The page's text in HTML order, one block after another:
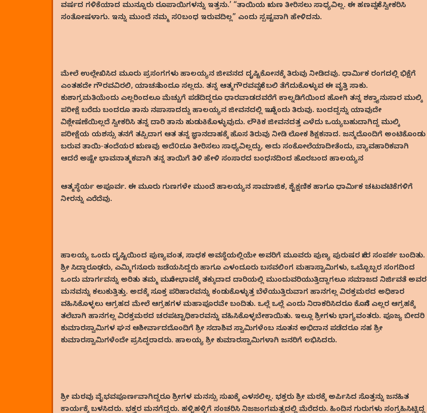
ವರ್ಷದ ಗಳಿಕೆಯಾದ ಮುನ್ನೂರು ರೂಪಾಯಿಗಳನ್ನು ಇತ್ತನು.’ “ತಾಯಿಯ ಋಣ ತೀರಿಸಲು ಸಾಧ್ಯವಿಲ್ಲ. ಈ ಹಣವನ್ನೇ ಸ್ವೀಕರಿಸಿ
ಸಂತೋಷಳಾಗು. ಇನ್ನು ಮುಂದೆ ನಮ್ಮ ಸ೦ಬಂಧ ಇರುವದಿಲ್ಲ” ಎಂದು ಸ್ಪಷ್ಟವಾಗಿ ಹೇಳಿದನು.
ಮೇಲೆ ಉಲ್ಲೇಖಿಸಿದ ಮೂರು ಪ್ರಸಂಗಗಳು ಹಾಲಯ್ಯನ ಜೀವನದ ದೃಷ್ಟಿಕೋನಕ್ಕೆ ತಿರುವು ನೀಡಿದವು. ಧಾರ್ಮಿಕ ರಂಗದಲ್ಲಿ ಭಿಕ್ಷೆಗೆ
ಎಂತಹದೇ ಗೌರವವಿರಲಿ, ಯಾಚನೆ ಎಂದೂ ಸಲ್ಲದು. ತನ್ನ ಆತ್ಮಗೌರವವನ್ನೇ ಬಲಿ ತೆಗೆದುಕೊಳ್ಳುವ ಈ ವೃತ್ತಿ ಸಾಕು.
ಕುಶಾಗ್ರಮತಿಯೆಂದು ಎಲ್ಲರಿಂದಲೂ ಮೆಚ್ಚುಗೆ ಪಡೆದಿದ್ದರೂ ಧಾರವಾಡದವರೆಗೆ ಕಾಲ್ನಡಿಗೆಯಿಂದ ಹೋಗಿ ತನ್ನ ಶಕ್ತ್ಯಾನುಸಾರ ಮುಲ್ಕಿ
ಪರೀಕ್ಷೆ ಬರೆದು ಬಂದರೂ ತಾನು ನಪಾಸಾದದ್ದು ಹಾಲಯ್ಯನ ಜೀವನದಲ್ಲಿ ಇನ್ನೊಂದು ತಿರುವು. ಬಂದದ್ದನ್ನು ಯಾವುದೇ
ವಿಶ್ಲೇಷಣೆಯಿಲ್ಲದೆ ಸ್ವೀಕರಿಸಿ ತನ್ನ ದಾರಿ ತಾನು ಹುಡುಕಿಕೊಳ್ಳುವುದು. ಲೌಕಿಕ ಜೀವನದತ್ತ ಎಳೆದು ಒಯ್ಯಬಹುದಾಗಿದ್ದ ಮುಲ್ಕಿ
ಪರೀಕ್ಷೆಯ ಯಶಸ್ಸು ತನಗೆ ತಪ್ಪಿದಾಗ ಆತ ತನ್ನ ಜ್ಞಾನದಾಹಕ್ಕೆ ಹೊಸ ತಿರುವು ನೀಡಿ ಲೋಕ ಶಿಕ್ಷಕನಾದ. ಜನ್ಮದೊಂದಿಗೆ ಅಂಟಿಕೊಂಡು
ಬರುವ ತಾಯಿ-ತಂದೆಯರ ಋಣವು ಅದೆ೦ದೂ ತೀರಿಸಲು ಸಾಧ್ಯವಿಲ್ಲದ್ದು, ಅದು ಸಂಕೋಲೆಯಾದೀತೆಂದು, ವ್ಯಾವಹಾರಿಕವಾಗಿ
ಆದರೆ ಅಷ್ಟೇ ಭಾವನಾತ್ಮಕವಾಗಿ ತನ್ನ ತಾಯಿಗೆ ತಿಳಿ ಹೇಳಿ ಸಂಸಾರದ ಬಂಧನದಿಂದ ಹೊರಬಂದ ಹಾಲಯ್ಯನ
ಆತ್ಮಸ್ಥೆರ್ಯ ಅಪೂರ್ವ. ಈ ಮೂರು ಗುಣಗಳೇ ಮುಂದೆ ಹಾಲಯ್ಯನ ಸಾಮಾಜಿಕ, ಶೈಕ್ಷಣಿಕ ಹಾಗೂ ಧಾರ್ಮಿಕ ಚಟುವಟಿಕೆಗಳಿಗೆ
ನೀರನ್ನು ಎರೆದೆವು.
ಹಾಲಯ್ಯ ಒಂದು ದೃಷ್ಟಿಯಿಂದ ಪುಣ್ಯವಂತ, ಸಾಧಕ ಅವಸ್ಥೆಯಲ್ಲಿಯೇ ಅವರಿಗೆ ಮೂವರು ಪುಣ್ಯ ಪುರುಷರ ನೇರ ಸಂಪರ್ಕ ಬಂದಿತು.
ಶ್ರೀ ಸಿದ್ಧಾರೂಢರು, ಎಮ್ಮಿಗನೂರು ಜಡೆಯಸಿದ್ದರು ಹಾಗೂ ಎಳಂದೂರು ಬಸವಲಿಂಗ ಮಹಾಸ್ವಾಮಿಗಳು, ಒಬ್ಬೊಬ್ಬರ ಸಂಗದಿಂದ
ಒಂದು ಮಾರ್ಗವನ್ನು ಅರಿತು ತಮ್ಮ ಮನೋಭಾವಕ್ಕೆ ತಕ್ಕುದಾದ ದಾರಿಯಲ್ಲಿ ಮುಂದುವರಿಯುತ್ತಿದ್ದಾಗಲೂ ಸಮಾಜದ ನಿರ್ಜಿವತೆ ಅವರ
ಮನವನ್ನು ಕಲುಕುತ್ತಿತ್ತು. ಅದಕ್ಕೆ ಸೂಕ್ತ ಪರಿಹಾರವನ್ನು ಕಂಡುಕೊಳ್ಳುತ್ತ ಬೆಳೆಯುತ್ತಿರುವಾಗ ಹಾನಗಲ್ಲ ವಿರಕ್ತಮಠದ ಅಧಿಕಾರ
ವಹಿಸಿಕೊಳ್ಳಲು ಆಗ್ರಹದ ಮೇಲೆ ಆಗ್ರಹಗಳ ಮಹಾಪೂರವೇ ಬಂದಿತು. ಒಲ್ಲೆ ಒಲ್ಲೆ ಎಂದು ನಿರಾಕರಿಸಿದರೂ ಕೊನೆಗೆ ಎಲ್ಲರ ಆಗ್ರಹಕ್ಕೆ
ತಲೆಬಾಗಿ ಹಾನಗಲ್ಲ ವಿರಕ್ತಮಠದ ಚರಪಟ್ಟಾಧಿಕಾರವನ್ನು ವಹಿಸಿಕೊಳ್ಳಬೇಕಾಯಿತು. ಇಲ್ಲೂ ಶ್ರೀಗಳು ಭಾಗ್ಯವಂತರು. ಪೂಜ್ಯ ಬೀದರಿ
ಕುಮಾರಸ್ವಾಮಿಗಳ ಘನ ಆಶೀರ್ವಾದದೊಂದಿಗೆ ಶ್ರೀ ಸದಾಶಿವ ಸ್ವಾಮಿಗಳೆಂಬ ನೂತನ ಅಭಿದಾನ ಪಡೆದರೂ ಸಹ ಶ್ರೀ
ಕುಮಾರಸ್ವಾಮಿಗಳೆಂದೇ ಪ್ರಸಿದ್ಧರಾದರು. ಹಾಲಯ್ಯ ಶ್ರೀ ಕುಮಾರಸ್ವಾಮಿಗಳಾಗಿ ಜನರಿಗೆ ಲಭಿಸಿದರು.
ಶ್ರೀ ಮಠವು ವೈಭವಪೂರ್ಣವಾಗಿದ್ದರೂ ಶ್ರೀಗಳ ಮನಸ್ಸು ಸುಖಕ್ಕೆ ಎಳಸಲಿಲ್ಲ. ಭಕ್ತರು ಶ್ರೀ ಮಠಕ್ಕೆ ಅರ್ಪಿಸಿದ ಸೊತ್ತನ್ನು ಜನಹಿತ
ಕಾರ್ಯಕ್ಕೆ ಬಳಸಿದರು. ಭಕ್ತರ ಮನಗೆದ್ದರು. ಹಳ್ಳಿಹಳ್ಳಿಗೆ ಸಂಚರಿಸಿ ನಿಜಜಂಗಮತ್ವದಲ್ಲಿ ಮೆರೆದರು. ಹಿಂದಿನ ಗುರುಗಳು ಸಂಗ್ರಹಿಸಿಟ್ಟಿದ್ದ